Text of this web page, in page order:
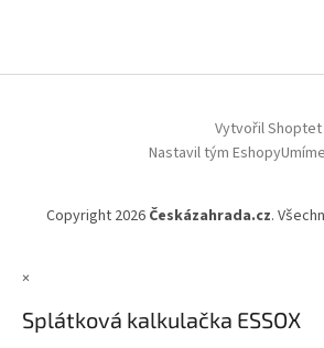
Vytvořil Shoptet
Nastavil tým
Copyright 2026 Českázahrada.cz.
×
Splátková kalkulačka ESSOX